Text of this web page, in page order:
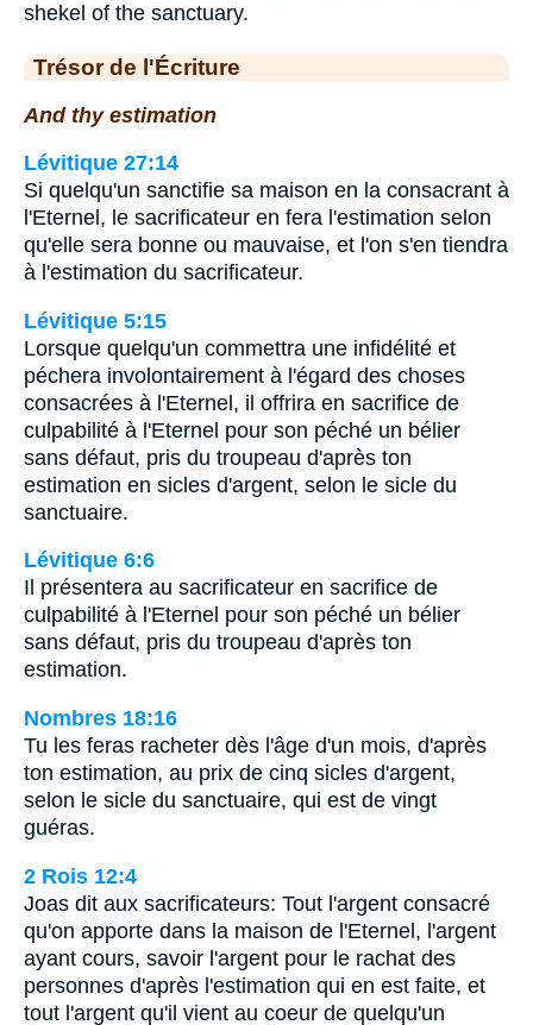
shekel of the sanctuary.
Trésor de l'Écriture
And thy estimation
Lévitique 27:14
Si quelqu'un sanctifie sa maison en la consacrant à
l'Eternel, le sacrificateur en fera l'estimation selon
qu'elle sera bonne ou mauvaise, et l'on s'en tiendra
à l'estimation du sacrificateur.
Lévitique 5:15
Lorsque quelqu'un commettra une infidélité et
péchera involontairement à l'égard des choses
consacrées à l'Eternel, il offrira en sacrifice de
culpabilité à l'Eternel pour son péché un bélier
sans défaut, pris du troupeau d'après ton
estimation en sicles d'argent, selon le sicle du
sanctuaire.
Lévitique 6:6
Il présentera au sacrificateur en sacrifice de
culpabilité à l'Eternel pour son péché un bélier
sans défaut, pris du troupeau d'après ton
estimation.
Nombres 18:16
Tu les feras racheter dès l'âge d'un mois, d'après
ton estimation, au prix de cinq sicles d'argent,
selon le sicle du sanctuaire, qui est de vingt
guéras.
2 Rois 12:4
Joas dit aux sacrificateurs: Tout l'argent consacré
qu'on apporte dans la maison de l'Eternel, l'argent
ayant cours, savoir l'argent pour le rachat des
personnes d'après l'estimation qui en est faite, et
tout l'argent qu'il vient au coeur de quelqu'un